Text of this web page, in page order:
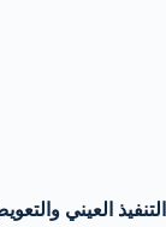
التنفيذ العيني